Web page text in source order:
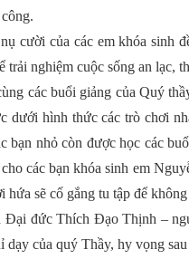
cười của các em khóa sinh
trải nghiệm cuộc sống an
các buổi giảng của Quý
dưới hình thức các trò chơi
nhỏ còn được học các
các bạn khóa sinh em
hứa sẽ cố gắng tu tập để
đức Thích Đạo Thịnh –
dạy của quý Thầy, hy vọng